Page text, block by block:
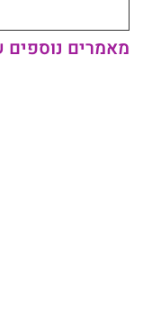
מאמרים נוספים